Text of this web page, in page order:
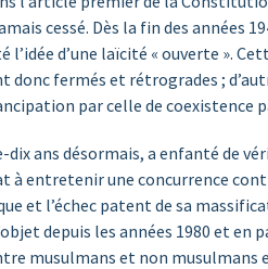
cessé. Dès la fin des
l’idée d’une laïcité « ouverte ».
fermés et rétrogrades ;
par celle de coexistence
ans désormais, a enfanté de
à entretenir une concurrence
et l’échec patent de sa
depuis les années 1980 et en
musulmans et non musulmans